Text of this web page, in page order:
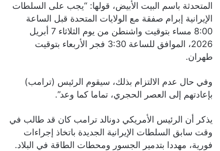
المتحدثة باسم البيت الأبيض، قولها: “يجب على السلطات
الإيرانية إبرام صفقة مع الولايات المتحدة قبل الساعة
8:00 مساء بتوقيت واشنطن من يوم الثلاثاء 7 أبريل
2026، الموافق للساعة 3:30 فجر الأربعاء بتوقيت
طهران.
وفي حال عدم الالتزام بذلك، سيقوم الرئيس (ترامب)
بإعادتهم إلى العصر الحجري، تماما كما وعد”.
يذكر أن الرئيس الأمريكي دونالد ترامب كان قد طالب في
وقت سابق السلطات الإيرانية الجديدة باتخاذ إجراءات
فورية، مهددا بتدمير الجسور ومحطات الطاقة في البلاد.